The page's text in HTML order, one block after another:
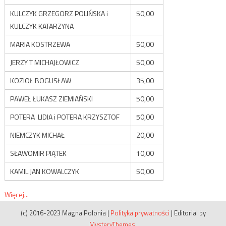
KULCZYK GRZEGORZ POLIŃSKA i
KULCZYK KATARZYNA
50,00
MARIA KOSTRZEWA
50,00
JERZY T MICHAJŁOWICZ
50,00
KOZIOŁ BOGUSŁAW
35,00
PAWEŁ ŁUKASZ ZIEMIAŃSKI
50,00
POTERA LIDIA i POTERA KRZYSZTOF
50,00
NIEMCZYK MICHAŁ
20,00
SŁAWOMIR PIĄTEK
10,00
KAMIL JAN KOWALCZYK
50,00
Więcej...
(c) 2016-2023 Magna Polonia | Polityka prywatności | Editorial by